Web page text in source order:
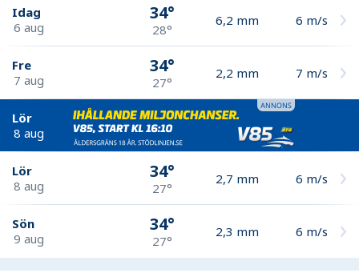
Idag
6 aug
34°
28°
6,2 mm 6 m/s
Fre
7 aug
34°
27°
2,2 mm 7 m/s
Lör
8 aug
Lör
8 aug
34°
27°
2,7 mm 6 m/s
Sön
9 aug
34°
27°
2,3 mm 6 m/s